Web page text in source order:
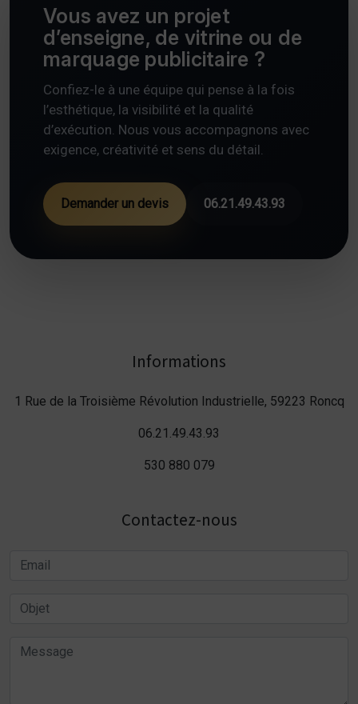
Vous avez un projet
d’enseigne, de vitrine ou de
marquage publicitaire ?
Confiez-le à une équipe qui pense à la fois
l’esthétique, la visibilité et la qualité
d’exécution. Nous vous accompagnons avec
exigence, créativité et sens du détail.
Demander un devis 06.21.49.43.93
Informations
1 Rue de la Troisième Révolution Industrielle, 59223 Roncq
06.21.49.43.93
530 880 079
Contactez-nous